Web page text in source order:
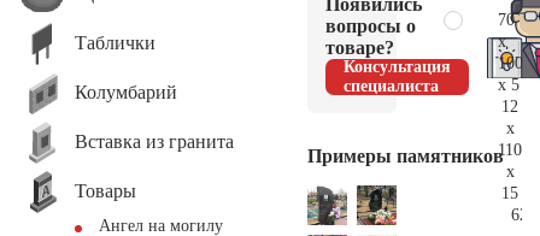
Таблички
Колумбарий
Вставка из гранита
Товары
Ангел на могилу
Появились
вопросы о
товаре?
Консультация
специалиста
Примеры памятников
70
x
100
x 5
12
x
110
x
15